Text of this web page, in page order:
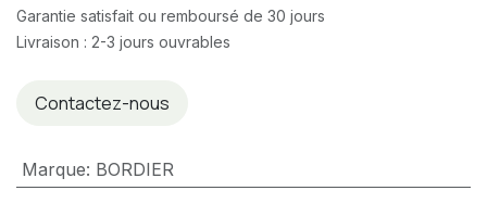
Garantie satisfait ou remboursé de 30 jours
Livraison : 2-3 jours ouvrables
Contactez-nous
Marque: BORDIER